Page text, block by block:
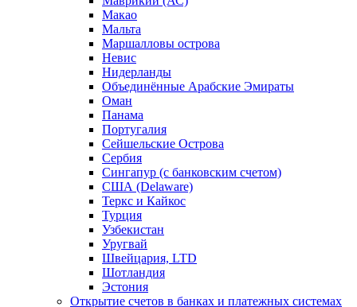
Макао
Мальта
Маршалловы острова
Нeвис
Нидерланды
Объединённые Арабские Эмираты
Оман
Панама
Португалия
Сейшельские Острова
Сербия
Сингапур (c банковским счетом)
США (Delaware)
Теркс и Кайкос
Турция
Узбекистан
Уругвай
Швейцария, LTD
Шотландия
Эстония
Открытие счетов в банках и платежных системах